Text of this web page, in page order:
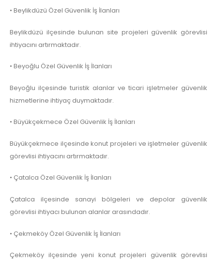
• Beylikdüzü Özel Güvenlik İş İlanları
Beylikdüzü ilçesinde bulunan site projeleri güvenlik görevlisi
ihtiyacını artırmaktadır.
• Beyoğlu Özel Güvenlik İş İlanları
Beyoğlu ilçesinde turistik alanlar ve ticari işletmeler güvenlik
hizmetlerine ihtiyaç duymaktadır.
• Büyükçekmece Özel Güvenlik İş İlanları
Büyükçekmece ilçesinde konut projeleri ve işletmeler güvenlik
görevlisi ihtiyacını artırmaktadır.
• Çatalca Özel Güvenlik İş İlanları
Çatalca ilçesinde sanayi bölgeleri ve depolar güvenlik
görevlisi ihtiyacı bulunan alanlar arasındadır.
• Çekmeköy Özel Güvenlik İş İlanları
Çekmeköy ilçesinde yeni konut projeleri güvenlik görevlisi